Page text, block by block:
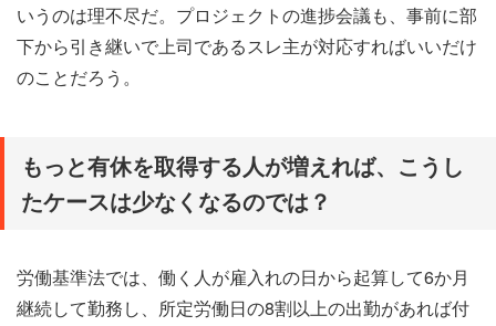
いうのは理不尽だ。プロジェクトの進捗会議も、事前に部
下から引き継いで上司であるスレ主が対応すればいいだけ
のことだろう。
もっと有休を取得する人が増えれば、こうし
たケースは少なくなるのでは？
労働基準法では、働く人が雇入れの日から起算して6か月
継続して勤務し、所定労働日の8割以上の出勤があれば付